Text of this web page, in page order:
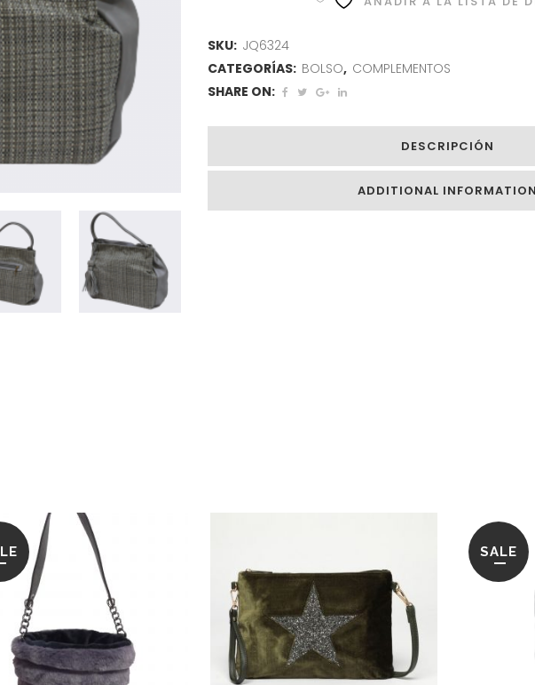
SKU: JQ6324
CATEGORÍAS: BOLSO, COMPLEMENTOS
SHARE ON:
DESCRIPCIÓN
ADDITIONAL INFORMATION
SALE